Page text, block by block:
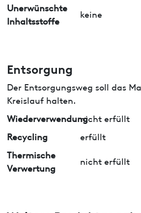
Unerwünschte
Inhaltsstoffe
keine
Entsorgung
Der Entsorgungsweg soll das
Kreislauf halten.
Wiederverwendungnicht erfüllt
Recycling
erfüllt
Thermische
Verwertung
nicht erfüllt